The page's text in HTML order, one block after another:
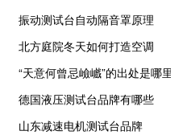
振动测试台自动隔音罩原理
北方庭院冬天如何打造空调
“天意何曾忌嶮巇”的出处是哪里
德国液压测试台品牌有哪些
山东减速电机测试台品牌